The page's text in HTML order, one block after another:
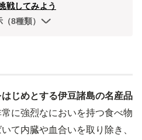
戦してみよう
8種類）
じめとする伊豆諸島の名産品
に強烈なにおいを持つ食べ物
て内臓や血合いを取り除き、